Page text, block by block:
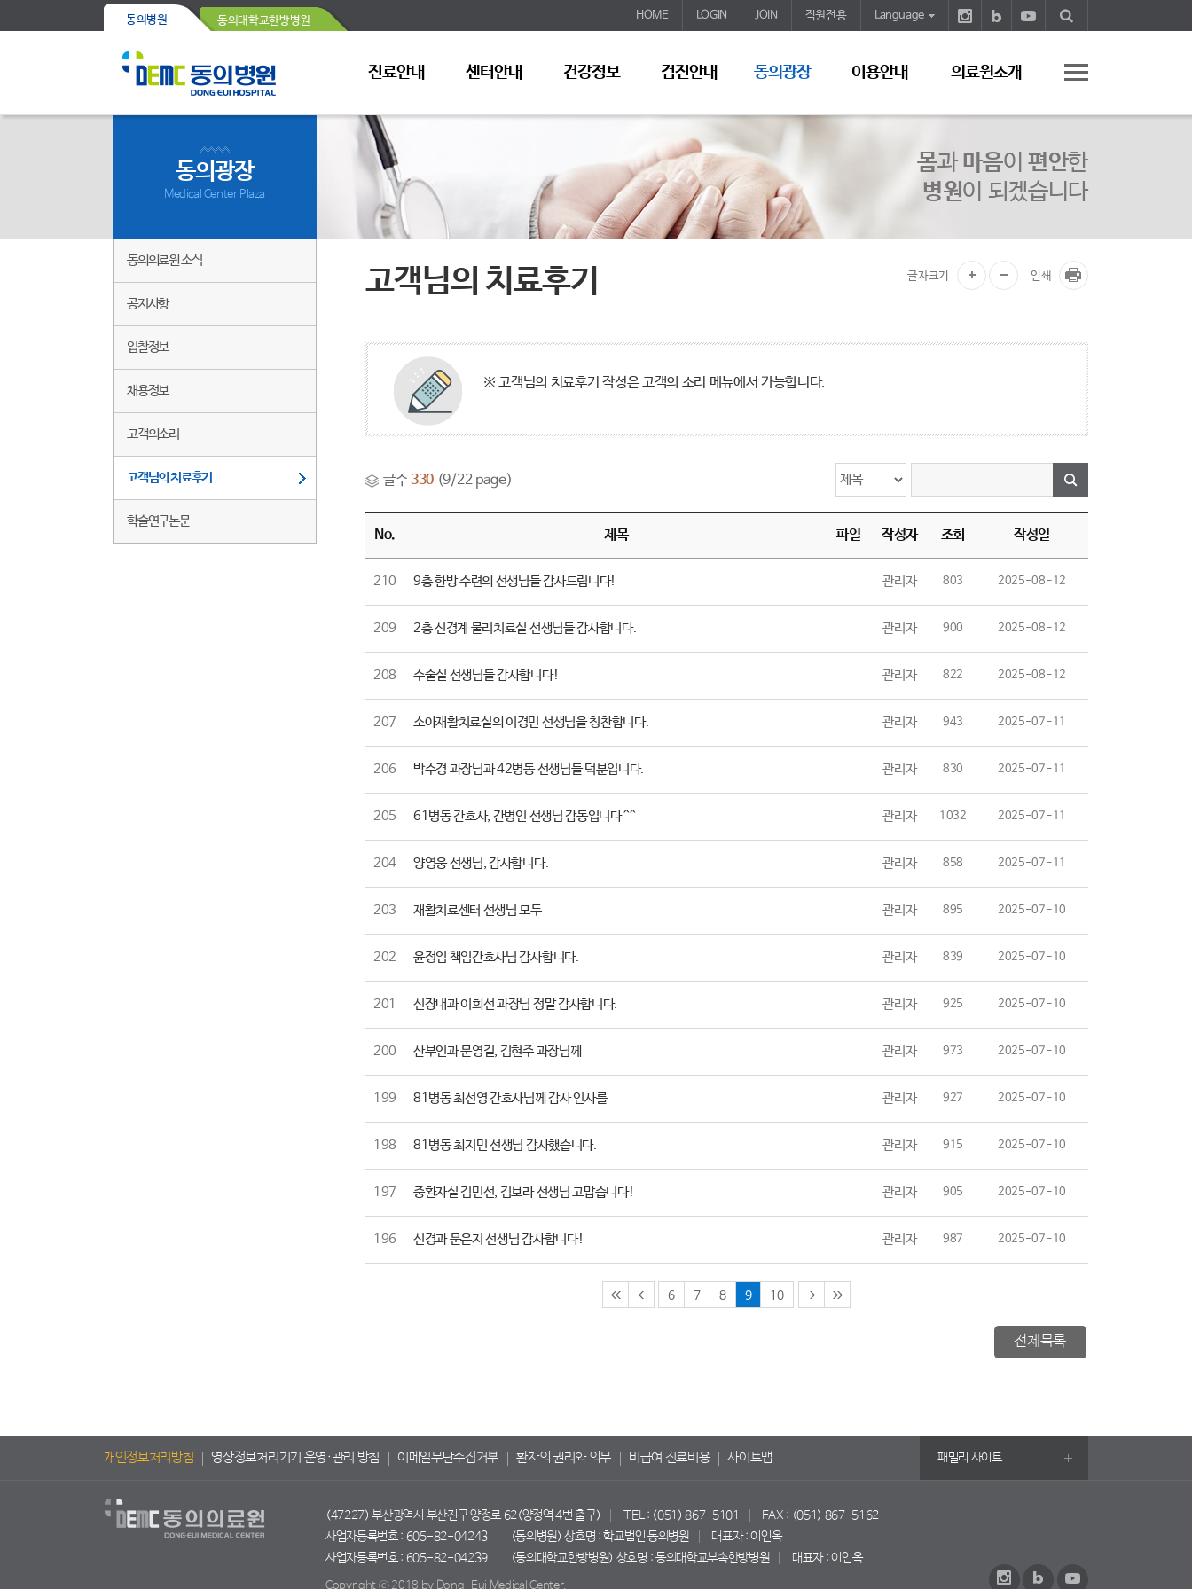
동의병원 동의대학교한방병원 HOME LOGIN JOIN 직원전용 Language
진료안내 센터안내 건강정보 검진안내 동의광장 이용안내 의료원소개
몸과 마음이 편안한
병원이 되겠습니다
동의광장
Medical Center Plaza
동의의료원 소식
공지사항
입찰정보
채용정보
고객의소리
고객님의 치료후기
학술연구논문
고객님의 치료후기 글자크기 인쇄
※ 고객님의 치료후기 작성은 고객의 소리 메뉴에서 가능합니다.
글수330 (9/22 page)
No. 제목 파일 작성자 조회 작성일
210 9층 한방 수련의 선생님들 감사드립니다! 관리자 803 2025-08-12
209 2층 신경계 물리치료실 선생님들 감사합니다. 관리자 900 2025-08-12
208 수술실 선생님들 감사합니다! 관리자 822 2025-08-12
207 소아재활치료실의 이경민 선생님을 칭찬합니다. 관리자 943 2025-07-11
206 박수경 과장님과 42병동 선생님들 덕분입니다. 관리자 830 2025-07-11
205 61병동 간호사, 간병인 선생님 감동입니다 ^^ 관리자 1032 2025-07-11
204 양영웅 선생님, 감사합니다. 관리자 858 2025-07-11
203 재활치료센터 선생님 모두 관리자 895 2025-07-10
202 윤정임 책임간호사님 감사합니다. 관리자 839 2025-07-10
201 신장내과 이희선 과장님 정말 감사합니다. 관리자 925 2025-07-10
200 산부인과 문영길, 김현주 과장님께 관리자 973 2025-07-10
199 81병동 최선영 간호사님께 감사 인사를 관리자 927 2025-07-10
198 81병동 최지민 선생님 감사했습니다. 관리자 915 2025-07-10
197 중환자실 김민선, 김보라 선생님 고맙습니다! 관리자 905 2025-07-10
196 신경과 문은지 선생님 감사합니다! 관리자 987 2025-07-10
6 7 8 9 10
전체목록
개인정보처리방침 영상정보처리기기 운영·관리 방침 이메일무단수집거부 환자의 권리와 의무 비급여 진료비용 사이트맵 패밀리 사이트
(47227) 부산광역시 부산진구 양정로 62(양정역 4번 출구) TEL : (051) 867-5101
FAX : (051) 867-5162
사업자등록번호 : 605-82-04243
(동의병원) 상호명 : 학교법인 동의병원
대표자 : 이인옥
사업자등록번호 : 605-82-04239
(동의대학교한방병원) 상호명 : 동의대학교부속한방병원 대표자 : 이인옥
Copyright ⓒ 2018 by Dong-Eui Medical Center.